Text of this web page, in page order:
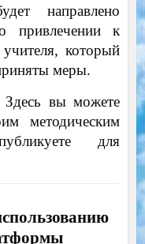
направлено
привлечении к
учителя, который
меры.
Здесь вы можете
методическим
для